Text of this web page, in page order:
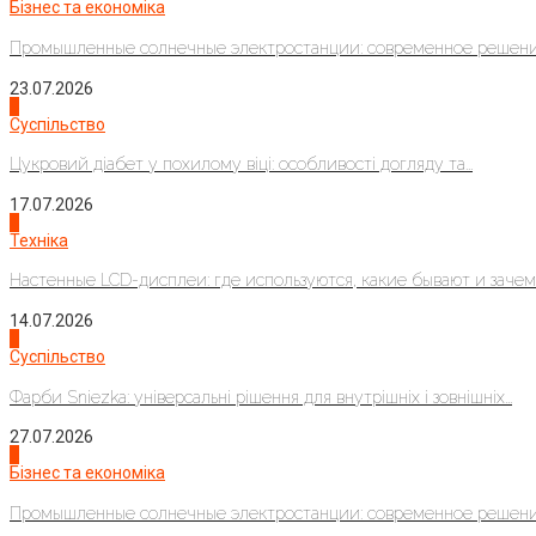
Бізнес та економіка
Промышленные солнечные электростанции: современное
23.07.2026
Суспільство
Цукровий діабет у похилому віці: особливості догляду та...
17.07.2026
Техніка
Настенные LCD-дисплеи: где используются, какие бывают и
14.07.2026
Суспільство
Фарби Sniezka: універсальні рішення для внутрішніх і зовнішніх...
27.07.2026
Бізнес та економіка
Промышленные солнечные электростанции: современное